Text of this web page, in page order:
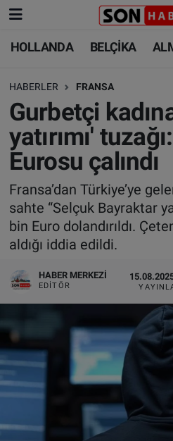
HOLLANDA BELÇİKA
HABERLER FRANSA
Gurbetçi
yatırımı'
Eurosu çalındı
Fransa’dan Türkiye’ye
sahte “Selçuk Bayraktar
bin Euro dolandırıldı.
aldığı iddia edildi.
HABER MERKEZI
EDITÖR
HOLLANDA
BELÇİKA
ALMANYA
FRANSA
AVUSTURYA
SAĞLIK - YAŞAM
BİLİM-TEKNOLOJİ
HOLLANDA
BELÇİKA
ALMANYA
TÜRKİYE
DÜNYA
BİLİM-TEKNOLOJİ
SAĞLIK
FOTO GALERİ
VIDEO GALERİ
ALGEMENE
Nöbetçi Eczaneler
Hava Durumu
Trafik Durumu
Süper Lig Puan Durumu
Tüm Manşetler
Son Dakika Haberleri
Haber Arşivi